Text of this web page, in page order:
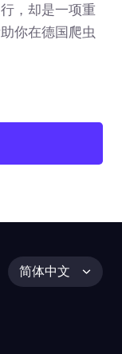
，却是一项重
你在德国爬虫
简体中文